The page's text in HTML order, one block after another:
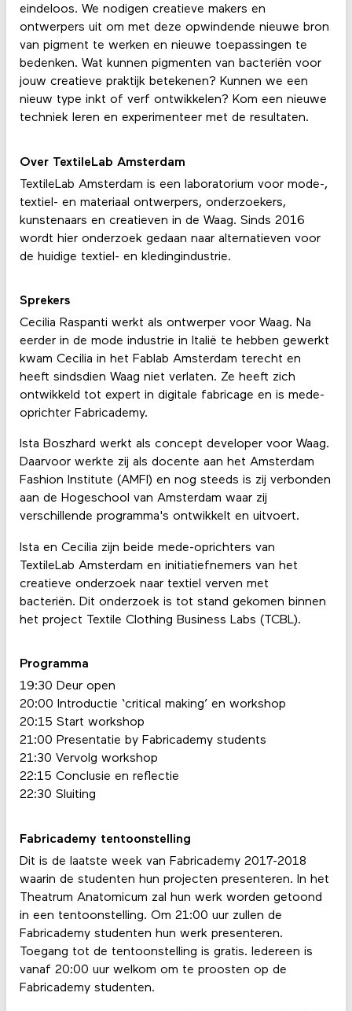
eindeloos. We nodigen creatieve makers en
ontwerpers uit om met deze opwindende nieuwe bron
van pigment te werken en nieuwe toepassingen te
bedenken. Wat kunnen pigmenten van bacteriën voor
jouw creatieve praktijk betekenen? Kunnen we een
nieuw type inkt of verf ontwikkelen? Kom een nieuwe
techniek leren en experimenteer met de resultaten.
Over TextileLab Amsterdam
TextileLab Amsterdam is een laboratorium voor mode-,
textiel- en materiaal ontwerpers, onderzoekers,
kunstenaars en creatieven in de Waag. Sinds 2016
wordt hier onderzoek gedaan naar alternatieven voor
de huidige textiel- en kledingindustrie.
Sprekers
Cecilia Raspanti werkt als ontwerper voor Waag. Na
eerder in de mode industrie in Italië te hebben gewerkt
kwam Cecilia in het Fablab Amsterdam terecht en
heeft sindsdien Waag niet verlaten. Ze heeft zich
ontwikkeld tot expert in digitale fabricage en is mede-
oprichter Fabricademy.
Ista Boszhard werkt als concept developer voor Waag.
Daarvoor werkte zij als docente aan het Amsterdam
Fashion Institute (AMFI) en nog steeds is zij verbonden
aan de Hogeschool van Amsterdam waar zij
verschillende programma's ontwikkelt en uitvoert.
Ista en Cecilia zijn beide mede-oprichters van
TextileLab Amsterdam en initiatiefnemers van het
creatieve onderzoek naar textiel verven met
bacteriën. Dit onderzoek is tot stand gekomen binnen
het project Textile Clothing Business Labs (TCBL).
Programma
19:30 Deur open
20:00 Introductie ‘critical making’ en workshop
20:15 Start workshop
21:00 Presentatie by Fabricademy students
21:30 Vervolg workshop
22:15 Conclusie en reflectie
22:30 Sluiting
Fabricademy tentoonstelling
Dit is de laatste week van Fabricademy 2017-2018
waarin de studenten hun projecten presenteren. In het
Theatrum Anatomicum zal hun werk worden getoond
in een tentoonstelling. Om 21:00 uur zullen de
Fabricademy studenten hun werk presenteren.
Toegang tot de tentoonstelling is gratis. Iedereen is
vanaf 20:00 uur welkom om te proosten op de
Fabricademy studenten.